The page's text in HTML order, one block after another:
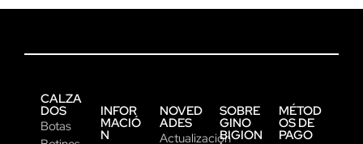
CALZA
DOS
Botas
INFOR
MACIÓ
N
NOVED
ADES
Actualización
SOBRE
GINO
BIGION
MÉTOD
OS DE
PAGO